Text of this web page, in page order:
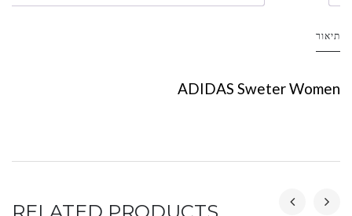
תיאור
ADIDAS Sweter Women